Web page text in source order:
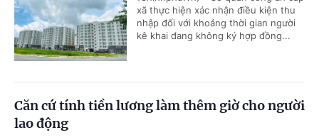
xã thực hiện xác nhận điều kiện thu
nhập đối với khoảng thời gian người
kê khai đang không ký hợp đồng...
Căn cứ tính tiền lương làm thêm giờ cho người
lao động